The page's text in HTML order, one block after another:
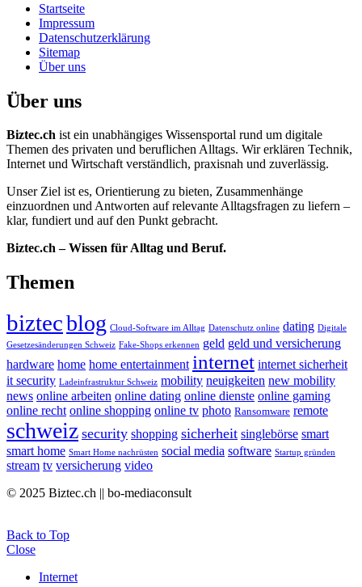
Startseite
Impressum
Datenschutzerklärung
Sitemap
Über uns
Über uns
Biztec.ch ist ein unabhängiges Wissensportal rund um digitale
Themen des privaten und beruflichen Alltags. Wir erklären Technik,
Internet und Wirtschaft verständlich, praxisnah und zuverlässig.
Unser Ziel ist es, Orientierung zu bieten, Zusammenhänge
einzuordnen und Antworten auf relevante Alltagsfragen zu liefern –
klar, fundiert und auf den Punkt gebracht.
Biztec.ch – Wissen für Alltag und Beruf.
Themen
biztecblog Cloud-Software im Alltag Datenschutz online dating Digitale
Gesetzesänderungen Schweiz Fake-Shops erkennen geld geld und versicherung
hardware home home entertainment internet internet sicherheit
it security Ladeinfrastruktur Schweiz mobility neuigkeiten new mobility
news online arbeiten online dating online dienste online gaming
online recht online shopping online tv photo Ransomware remote
schweiz security shopping sicherheit singlebörse smart
smart home Smart Home nachrüsten social media software Startup gründen
stream tv versicherung video
© 2025 Biztec.ch || bo-mediaconsult
Back to Top
Close
Internet